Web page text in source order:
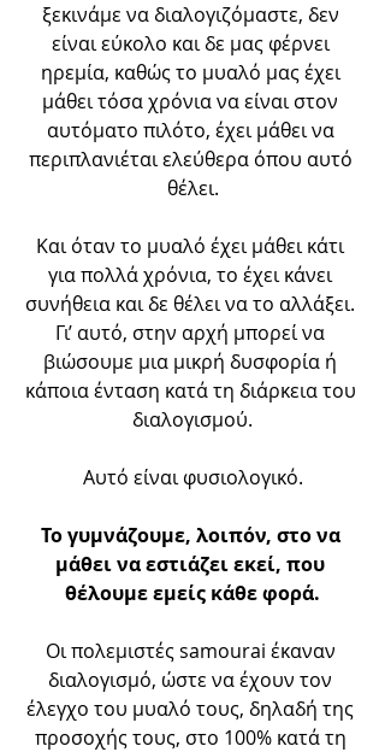
ξεκινάμε να διαλογιζόμαστε, δεν
είναι εύκολο και δε μας φέρνει
ηρεμία, καθώς το μυαλό μας έχει
μάθει τόσα χρόνια να είναι στον
αυτόματο πιλότο, έχει μάθει να
περιπλανιέται ελεύθερα όπου αυτό
θέλει.
Και όταν το μυαλό έχει μάθει κάτι
για πολλά χρόνια, το έχει κάνει
συνήθεια και δε θέλει να το αλλάξει.
Γι’ αυτό, στην αρχή μπορεί να
βιώσουμε μια μικρή δυσφορία ή
κάποια ένταση κατά τη διάρκεια του
διαλογισμού.
Αυτό είναι φυσιολογικό.
Το γυμνάζουμε, λοιπόν, στο να
μάθει να εστιάζει εκεί, που
θέλουμε εμείς κάθε φορά.
Οι πολεμιστές samourai έκαναν
διαλογισμό, ώστε να έχουν τον
έλεγχο του μυαλό τους, δηλαδή της
προσοχής τους, στο 100% κατά τη